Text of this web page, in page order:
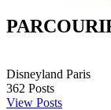
Disneyland Paris
362 Posts
View Posts